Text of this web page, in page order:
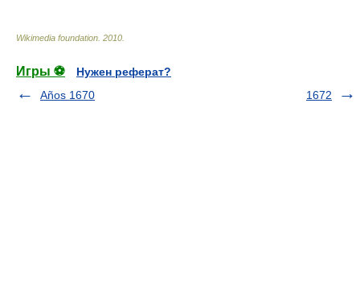
Wikimedia foundation. 2010.
Игры ⚽
Нужен реферат?
Años 1670
1672